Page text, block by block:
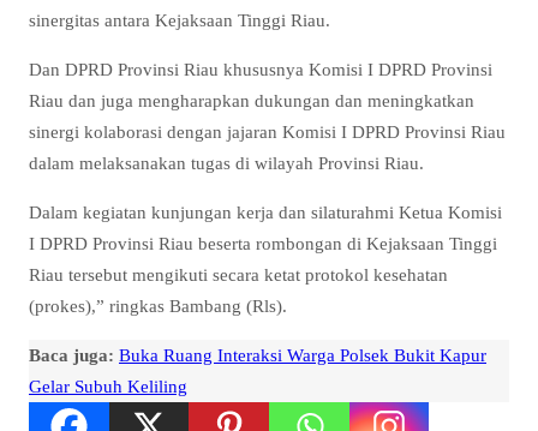
sinergitas antara Kejaksaan Tinggi Riau.
Dan DPRD Provinsi Riau khususnya Komisi I DPRD Provinsi
Riau dan juga mengharapkan dukungan dan meningkatkan
sinergi kolaborasi dengan jajaran Komisi I DPRD Provinsi Riau
dalam melaksanakan tugas di wilayah Provinsi Riau.
Dalam kegiatan kunjungan kerja dan silaturahmi Ketua Komisi
I DPRD Provinsi Riau beserta rombongan di Kejaksaan Tinggi
Riau tersebut mengikuti secara ketat protokol kesehatan
(prokes),” ringkas Bambang (Rls).
Baca juga: Buka Ruang Interaksi Warga Polsek Bukit Kapur
Gelar Subuh Keliling